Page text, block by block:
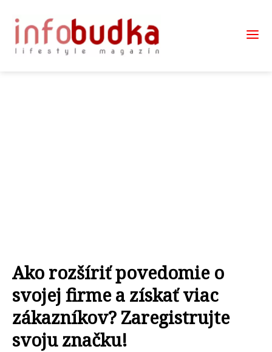
Ako rozšíriť povedomie o
svojej firme a získať viac
zákazníkov? Zaregistrujte
svoju značku!